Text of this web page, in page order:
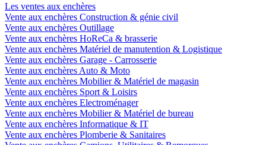
Les ventes aux enchères
Vente aux enchères Construction & génie civil
Vente aux enchères Outillage
Vente aux enchères HoReCa & brasserie
Vente aux enchères Matériel de manutention & Logistique
Vente aux enchères Garage - Carrosserie
Vente aux enchères Auto & Moto
Vente aux enchères Mobilier & Matériel de magasin
Vente aux enchères Sport & Loisirs
Vente aux enchères Electroménager
Vente aux enchères Mobilier & Matériel de bureau
Vente aux enchères Informatique & IT
Vente aux enchères Plomberie & Sanitaires